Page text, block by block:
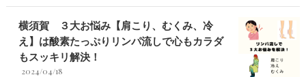
横須賀 ３大お悩み【肩こり、むくみ、冷
え】は酸素たっぷりリンパ流しで心もカラダ
もスッキリ解決！
2024/04/18